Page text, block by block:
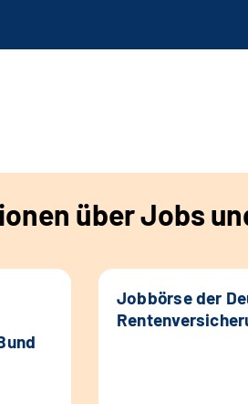
über Jobs
Jobbörse der